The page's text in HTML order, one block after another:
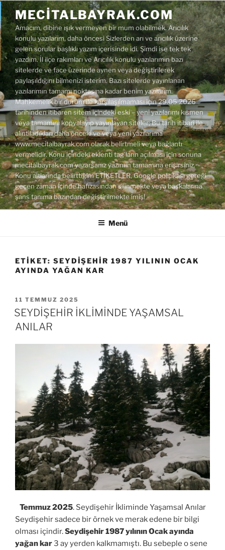
İçeriğe
geç MECITALBAYRAK.COM
Amacım, dibine ışık vermeyen bir mum olabilmek. Arıcılık
konulu yazılarım, daha öncesi Sizlerden arı ve arıcılık üzerine
gelen sorular başlıklı yazım içerisinde idi. Şimdi ise tek tek
yazdım. İl ilçe rakımları ve Arıcılık konulu yazılarımın bazı
sitelerde ve face üzerinde aynen veya değiştirilerek
paylaşıldığını bilmenizi isterim. Bazı sitelerde yayınlanan
yazılarımın tamamı noktasına kadar benim yazılarım.
Mahkemelik bir durum ile karşılaşılmaması için 29.05.2026
tarihinden itibaren sitem içindeki eski – yeni yazılarımı kısmen
veya tamamını kopyalayıp yayınlayan siteler; Bu tarih itibari ile
alıntıladıkları daha önceki ve veya yeni yazılarıma
www.mecitalbayrak.com olarak belirtmeli veya bağlantı
vermelidir. Konu içindeki eklenti tag'ların açılması için sonuna
mecitalbayrak.com yazarsanız yazımın tamamına erişirsiniz.
Konu altlarında belirttiğim ETİKETLER, Google politikası gereği
geçen zaman içinde hafızasından silinmekte veya başkalarına
şans tanıma bazından değiştirilmekte imiş!
Menü
ETIKET: SEYDIŞEHIR 1987 YILININ OCAK
AYINDA YAĞAN KAR
YAYIM
TARIHI
11 TEMMUZ 2025
SEYDİŞEHİR İKLİMİNDE YAŞAMSAL
ANILAR
Temmuz 2025. Seydişehir İkliminde Yaşamsal Anılar
Seydişehir sadece bir örnek ve merak edene bir bilgi
olması içindir.Seydişehir 1987 yılının Ocak ayında
yağan kar3 ay yerden kalkmamıştı. Bu sebeple o sene